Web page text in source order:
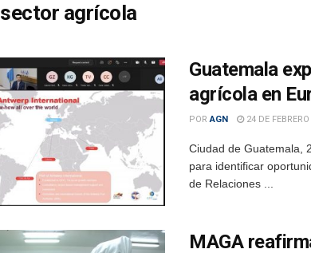
sector agrícola
Guatemala
agrícola en
POR AGN 24 DE
Ciudad de Guatemala,
para identificar
de Relaciones ...
MAGA